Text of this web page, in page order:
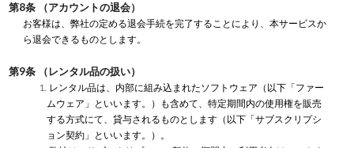
第8条 （アカウントの退会）
お客様は、弊社の定める退会手続を完了することにより、本サービスか
ら退会できるものとします。
第9条 （レンタル品の扱い）
1. レンタル品は、内部に組み込まれたソフトウェア（以下「ファー
ムウェア」といいます。）も含めて、特定期間内の使用権を販売
する方式にて、貸与されるものとします（以下「サブスクリプシ
ョン契約」といいます。）。